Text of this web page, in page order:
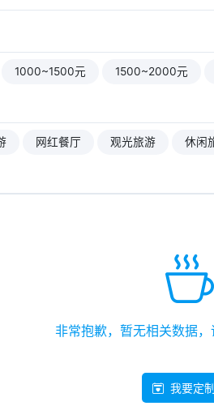
1000~1500元 1500~2000元
网红餐厅 观光旅游 休闲
非常抱歉，暂无相关数据
我要定